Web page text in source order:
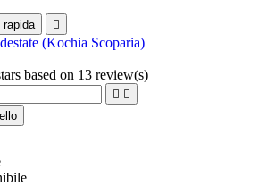
rapida 
(Kochia Scoparia)
based on 13 review(s)
 